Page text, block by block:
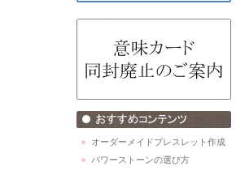
オーダーメイドブレスレット作成
パワーストーンの選び方